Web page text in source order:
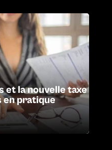
et la nouvelle taxe
en pratique